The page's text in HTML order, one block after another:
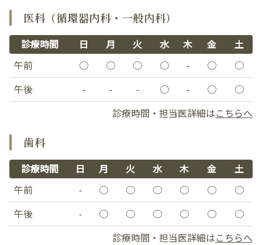
医科（循環器内科・一般内科）
診療時間 日 月 火 水 木 金
土
午前
○ ○ ○ ○ - ○
○
午後
- - - ○ - ○
○
診療時間・担当医詳細はこちらへ
歯科
診療時間 日 月 火 水 木 金
土
午前
- ○ ○ ○ ○ ○
○
午後
- ○ ○ ○ ○ ○
○
診療時間・担当医詳細はこちらへ